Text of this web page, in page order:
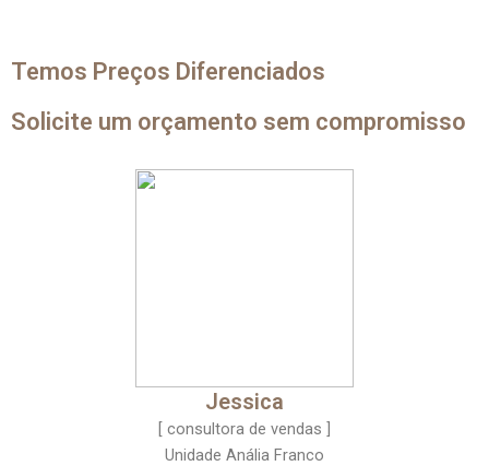
Temos Preços Diferenciados
Solicite um orçamento sem compromisso
Jessica
[ consultora de vendas ]
Unidade Anália Franco